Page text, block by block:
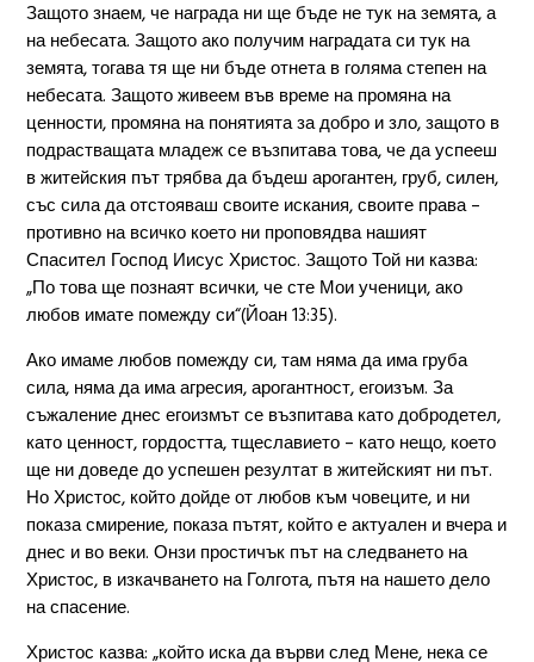
Защото знаем, че награда ни ще бъде не тук на земята, а
на небесата. Защото ако получим наградата си тук на
земята, тогава тя ще ни бъде отнета в голяма степен на
небесата. Защото живеем във време на промяна на
ценности, промяна на понятията за добро и зло, защото в
подрастващата младеж се възпитава това, че да успееш
в житейския път трябва да бъдеш арогантен, груб, силен,
със сила да отстояваш своите искания, своите права –
противно на всичко което ни проповядва нашият
Спасител Господ Иисус Христос. Защото Той ни казва:
„По това ще познаят всички, че сте Мои ученици, ако
любов имате помежду си“(Йоан 13:35).
Ако имаме любов помежду си, там няма да има груба
сила, няма да има агресия, арогантност, егоизъм. За
съжаление днес егоизмът се възпитава като добродетел,
като ценност, гордостта, тщеславието – като нещо, което
ще ни доведе до успешен резултат в житейският ни път.
Но Христос, който дойде от любов към човеците, и ни
показа смирение, показа пътят, който е актуален и вчера и
днес и во веки. Онзи простичък път на следването на
Христос, в изкачването на Голгота, пътя на нашето дело
на спасение.
Христос казва: „който иска да върви след Мене, нека се